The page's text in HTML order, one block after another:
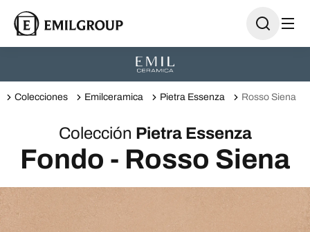
Colecciones Emilceramica Pietra Essenza Rosso Siena
Colección Pietra Essenza
Fondo - Rosso Siena